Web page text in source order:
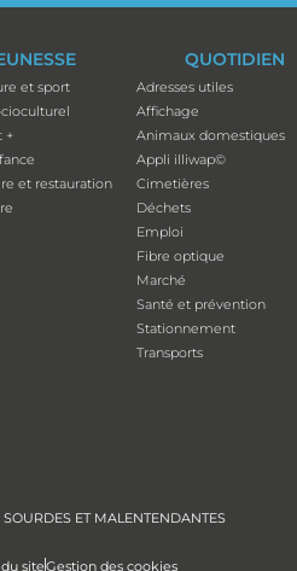
et sport
+
et restauration
QUOTIDIEN
Adresses utiles
Affichage
Animaux domestiques
Appli illiwap©
Cimetières
Déchets
Emploi
Fibre optique
Marché
Santé et prévention
Stationnement
Transports
SOURDES ET MALENTENDANTES
siteGestion des cookies